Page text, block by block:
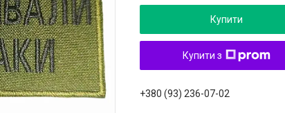
Купити
Купити з
+380 (93) 236-07-02